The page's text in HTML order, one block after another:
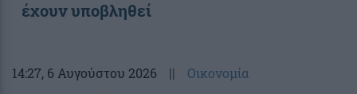
έχουν υποβληθεί
14:27, 6 Αυγούστου 2026 || Οικονομία